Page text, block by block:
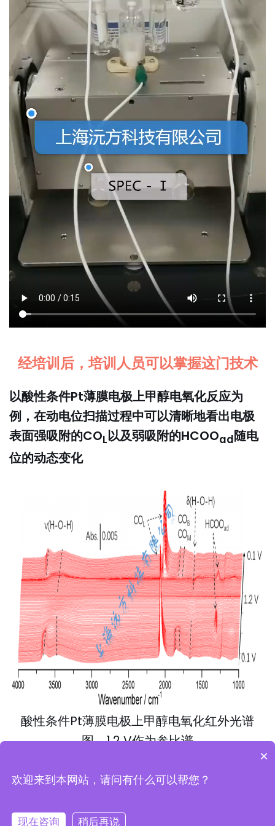
经培训后，培训人员可以掌握这门技术
以酸性条件Pt薄膜电极上甲醇电氧化反应为
例，在动电位扫描过程中可以清晰地看出电极
表面强吸附的COL以及弱吸附的HCOOad随电
位的动态变化
酸性条件Pt薄膜电极上甲醇电氧化红外光谱
图，1.2 V作为参比谱
©版权所有 2021 上海沅方科技有限公司
×
欢迎来到本网站，请问有什么可以帮您？
现在咨询 稍后再说